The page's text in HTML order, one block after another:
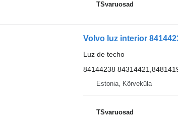
TSvaruosad
Volvo luz interior
Luz de techo
84144238
Estonia, Kõrveküla
TSvaruosad